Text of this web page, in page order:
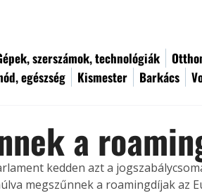
szerszámok, technológiák
egészség
Kismester Barkács
a
kedden azt a
megszűnnek a roamingdíjak az